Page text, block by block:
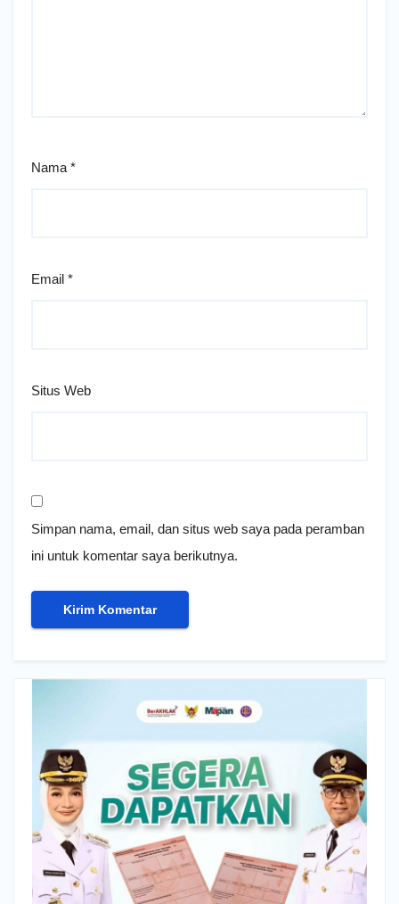
Nama *
Email *
Situs Web
Simpan nama, email, dan situs web saya pada peramban
ini untuk komentar saya berikutnya.